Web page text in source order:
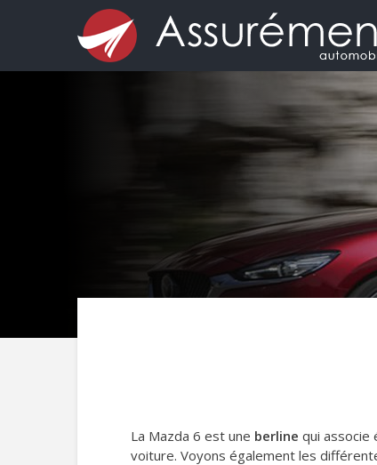
La Mazda 6 est une berline qui associe
voiture. Voyons également les